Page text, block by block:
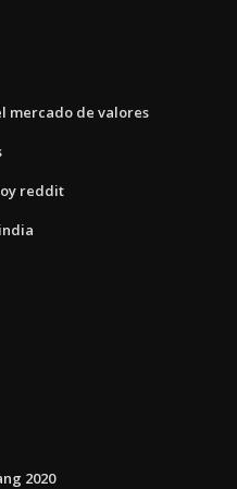
mercado de valores
reddit
2020